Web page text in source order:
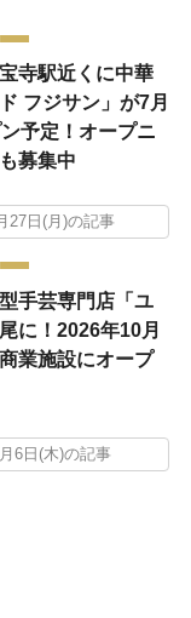
寺駅近くに中華
フジサン」が7月
予定！オープニ
募集中
27日(月)の記事
手芸専門店「ユ
に！2026年10月
業施設にオープ
6日(木)の記事